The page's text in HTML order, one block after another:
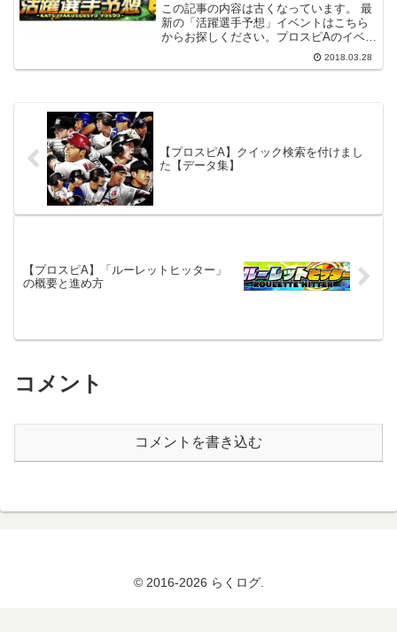
この記事の内容は古くなっています。 最
新の「活躍選手予想」イベントはこちら
からお探しください。プロスピAのイベン
ト「活躍選手予想」について、イベント
の概要や進め方を備忘録として書いてお
2018.03.28
【プロスピA】クイック検索を付けまし
た【データ集】
【プロスピA】「ルーレットヒッター」
の概要と進め方
コメント
コメントを書き込む
© 2016-2026 らくログ.